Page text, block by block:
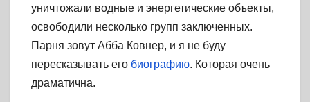
уничтожали водные и энергетические объекты,
освободили несколько групп заключенных.
Парня зовут Абба Ковнер, и я не буду
пересказывать его биографию. Которая очень
драматична.